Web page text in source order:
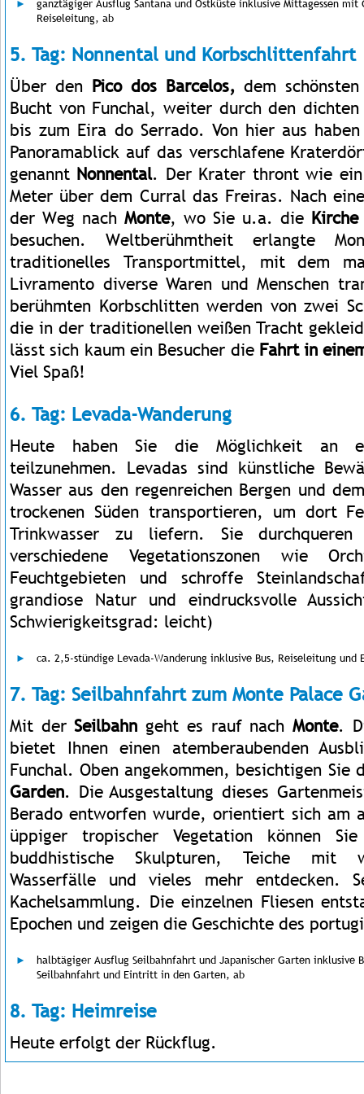
ganztägiger Ausflug Santana und Ostküste inklusive Mittagessen mit
Reiseleitung, ab
5. Tag: Nonnental und Korbschlittenfahrt
Über den Pico dos Barcelos, dem
Bucht von Funchal, weiter durch den
bis zum Eira do Serrado. Von hier aus
Panoramablick auf das verschlafene
genannt Nonnental. Der Krater thront wie
Meter über dem Curral das Freiras. Nach
der Weg nach Monte, wo Sie u.a. die
besuchen. Weltberühmtheit erlangte
traditionelles Transportmittel, mit dem
Livramento diverse Waren und Menschen
berühmten Korbschlitten werden von zwei
die in der traditionellen weißen Tracht
lässt sich kaum ein Besucher die Fahrt in
Viel Spaß!
6. Tag: Levada-Wanderung
Heute haben Sie die Möglichkeit an
teilzunehmen. Levadas sind künstliche
Wasser aus den regenreichen Bergen und
trockenen Süden transportieren, um dort
Trinkwasser zu liefern. Sie
verschiedene Vegetationszonen wie
Feuchtgebieten und schroffe
grandiose Natur und eindrucksvolle
Schwierigkeitsgrad: leicht)
ca. 2,5-stündige Levada-Wanderung inklusive Bus, Reiseleitung
7. Tag: Seilbahnfahrt zum Monte Palace
Mit derSeilbahn geht es rauf nachMonte.
bietet Ihnen einen atemberaubenden
Funchal. Oben angekommen, besichtigen Sie
Garden. Die Ausgestaltung dieses
Berado entworfen wurde, orientiert sich am
üppiger tropischer Vegetation können Sie
buddhistische Skulpturen, Teiche mit
Wasserfälle und vieles mehr entdecken.
Kachelsammlung. Die einzelnen Fliesen
Epochen und zeigen die Geschichte des
halbtägiger Ausflug Seilbahnfahrt und Japanischer Garten inklusive
Seilbahnfahrt und Eintritt in den Garten, ab
8. Tag: Heimreise
Heute erfolgt der Rückflug.